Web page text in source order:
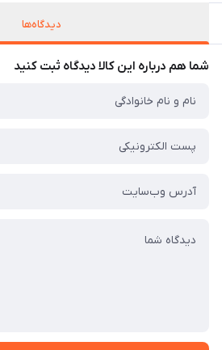
دیدگاه‌ها
شما هم درباره این کالا دیدگاه ثبت کنید